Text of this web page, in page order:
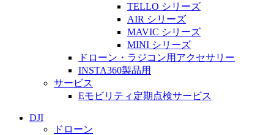
TELLO シリーズ
AIR シリーズ
MAVIC シリーズ
MINI シリーズ
ドローン・ラジコン用アクセサリー
INSTA360製品用
サービス
Eモビリティ定期点検サービス
DJI
ドローン